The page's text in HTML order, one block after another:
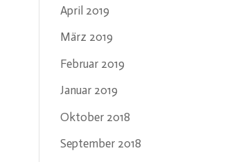
April 2019
März 2019
Februar 2019
Januar 2019
Oktober 2018
September 2018